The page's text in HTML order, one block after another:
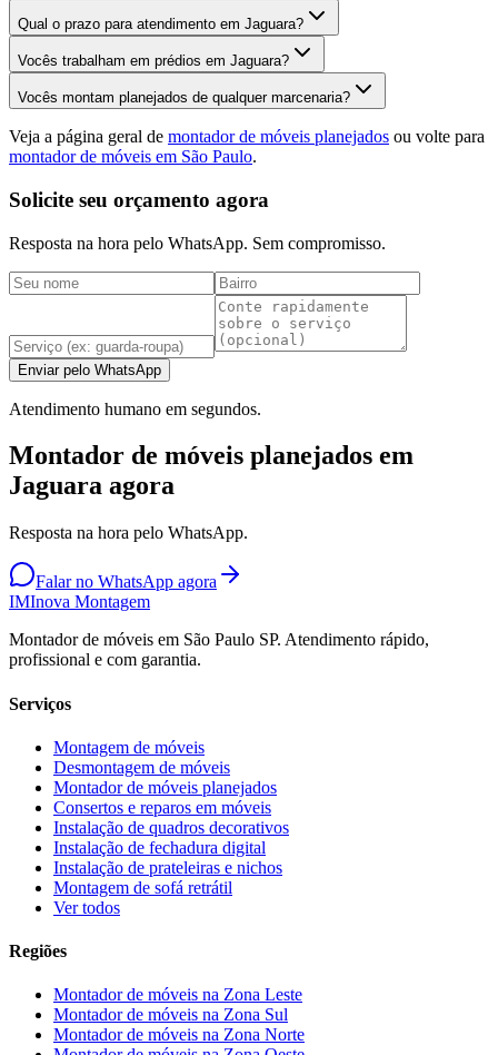
Qual o prazo para atendimento em Jaguara?
Vocês trabalham em prédios em Jaguara?
Vocês montam planejados de qualquer marcenaria?
Veja a página geral de montador de móveis planejados ou volte para
montador de móveis em São Paulo.
Solicite seu orçamento agora
Resposta na hora pelo WhatsApp. Sem compromisso.
Enviar pelo WhatsApp
Atendimento humano em segundos.
Montador de móveis planejados em
Jaguara agora
Resposta na hora pelo WhatsApp.
Falar no WhatsApp agora
IMInova Montagem
Montador de móveis em São Paulo SP. Atendimento rápido,
profissional e com garantia.
Serviços
Montagem de móveis
Desmontagem de móveis
Montador de móveis planejados
Consertos e reparos em móveis
Instalação de quadros decorativos
Instalação de fechadura digital
Instalação de prateleiras e nichos
Montagem de sofá retrátil
Ver todos
Regiões
Montador de móveis na Zona Leste
Montador de móveis na Zona Sul
Montador de móveis na Zona Norte